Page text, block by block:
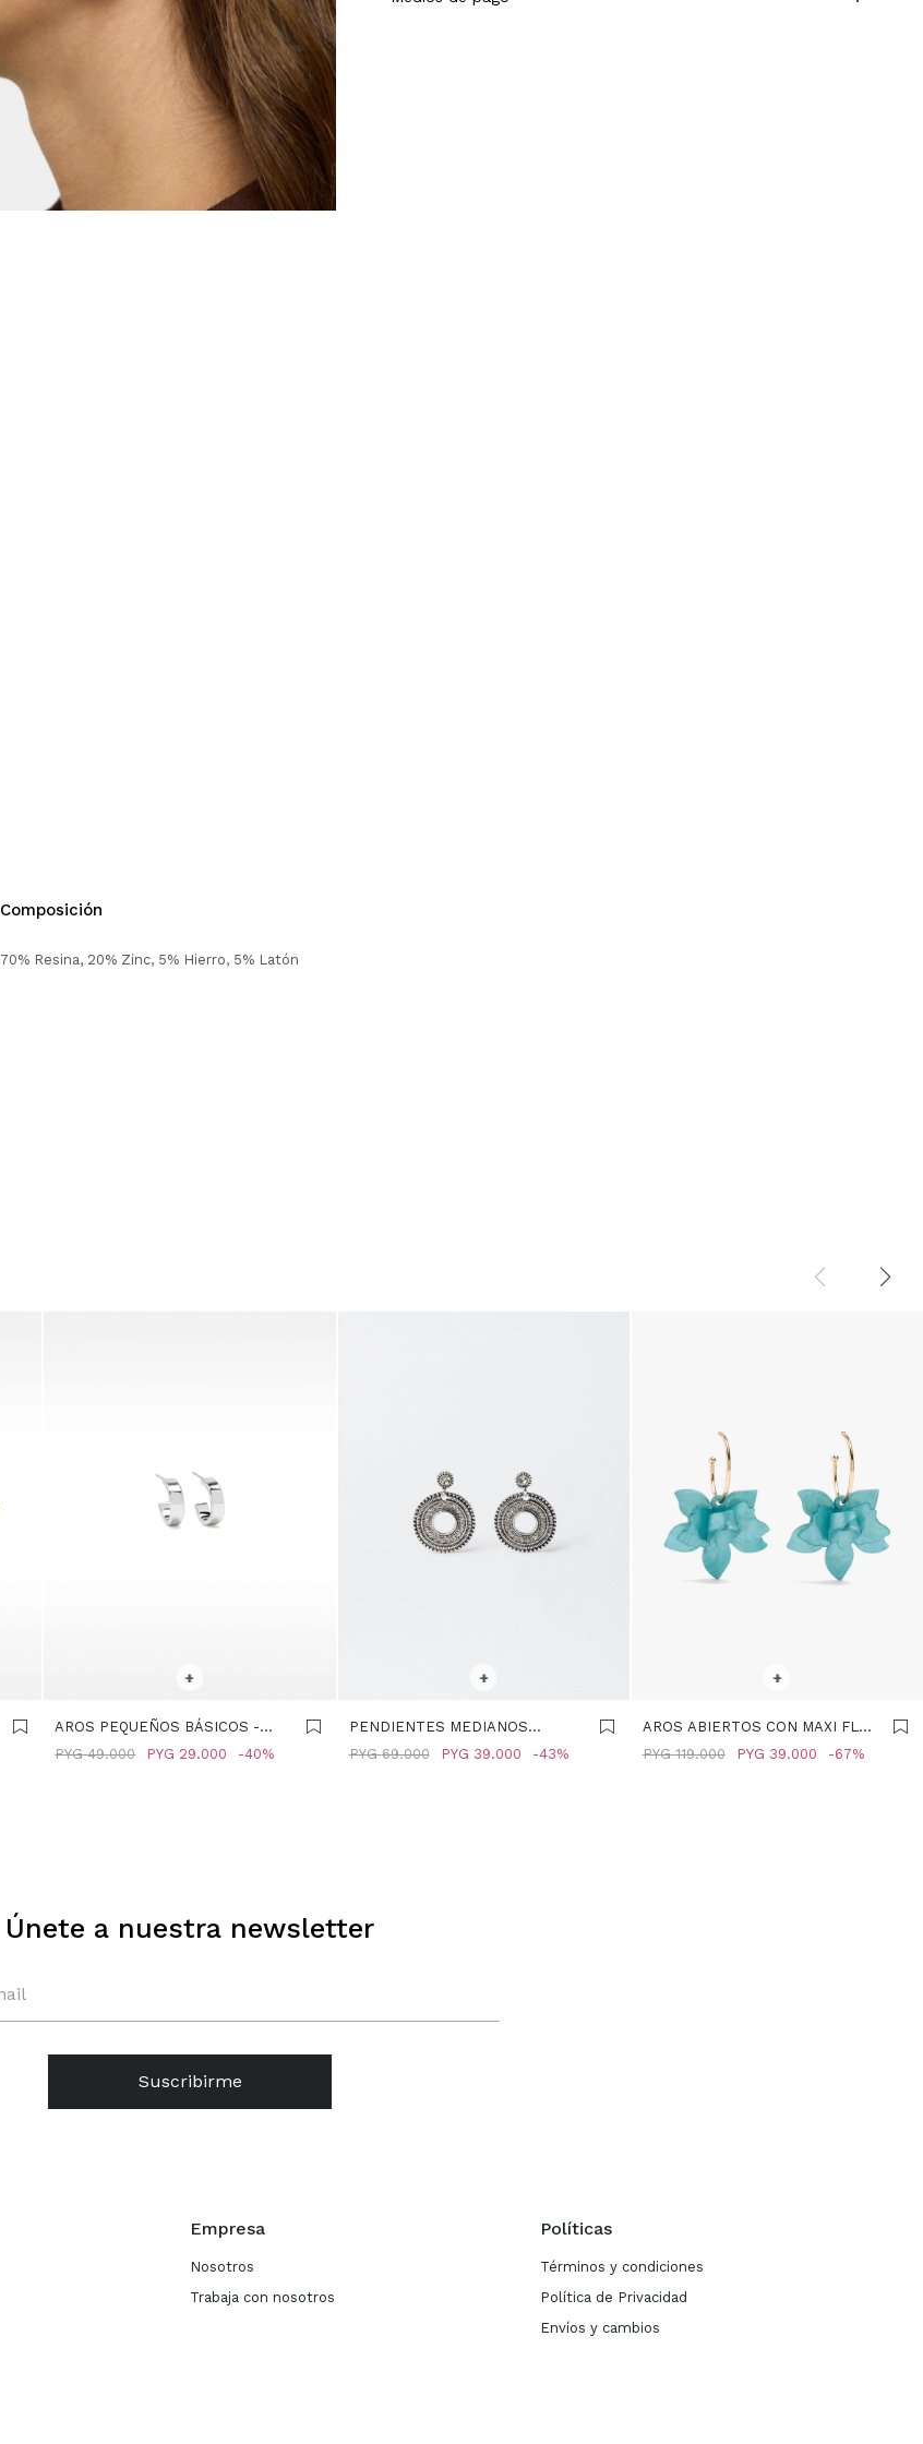
Composición
70% Resina, 20% Zinc, 5% Hierro, 5% Latón
+
AROS PEQUEÑOS BÁSICOS -
PLATEADO
PYG 29.000
PYG 49.000 40
+
PENDIENTES MEDIANOS
BRILLANTES - PLATEADO
PYG 39.000
PYG 69.000 43
+
AROS ABIERTOS CON MAXI FLOR
- AZUL
PYG 39.000
PYG 119.000 67
Empresa
Nosotros
Trabaja con nosotros
Políticas
Términos y condiciones
Política de Privacidad
Envíos y cambios
Únete a nuestra newsletter
Suscribirme